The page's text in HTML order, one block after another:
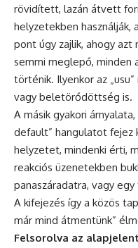
rövidített, lazán átvett
helyzetekben használják,
pont úgy zajlik, ahogy azt
semmi meglepő, minden
történik. Ilyenkor az
vagy beletörődöttség is.
A másik gyakori
default” hangulatot fejez
helyzetet, mindenki érti,
reakciós üzenetekben
panaszáradatra, vagy
A kifejezés így a közös
már mind átmentünk”
Felsorolva az